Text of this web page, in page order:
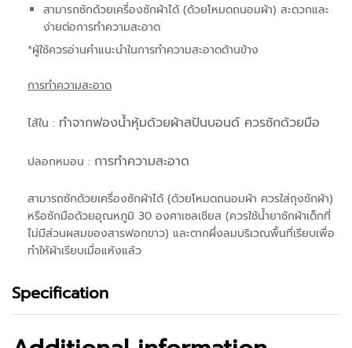
สามารถซักด้วยเครื่องซักผ้าได้ (ด้วยโหมดถนอมผ้า) สะดวกและ
ง่ายต่อการทำความสะอาด
*ผู้ใช้ควรอ่านคำแนะนำในการทำความสะอาดด้านข้าง
การทำความสะอาด
ไส้ใน : ทำจากฟองน้ำหุ้มด้วยผ้าสปันบอนด์ ควรซักด้วยมือ
ปลอกหมอน : การทำความสะอาด
สามารถซักด้วยเครื่องซักผ้าได้ (ด้วยโหมดถนอมผ้า ควรใส่ถุงซักผ้า)
หรือซักมือด้วยอุณหภูมิ 30 องศาเซลเซียส (ควรใช้น้ำยาซักผ้าเด็กที่
ไม่มีส่วนผสมของสารฟอกขาว) และตากผึ่งลมบริเวณพื้นที่เรียบเพื่อ
ทำให้ผ้าเรียบเมื่อแห้งแล้ว
Specification